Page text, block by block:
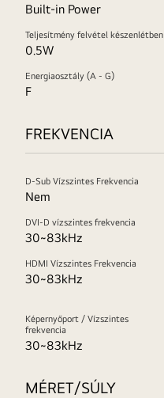
Built-in Power
Teljesítmény felvétel készenlétben
0.5W
Energiaosztály (A - G)
F
FREKVENCIA
D-Sub Vízszintes Frekvencia
Nem
DVI-D vízszintes frekvencia
30~83kHz
HDMI Vízszintes Frekvencia
30~83kHz
Képernyőport / Vízszintes
frekvencia
30~83kHz
MÉRET/SÚLY